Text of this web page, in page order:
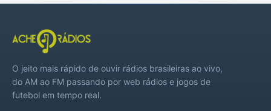
O jeito mais rápido de ouvir rádios brasileiras ao vivo,
do AM ao FM passando por web rádios e jogos de
futebol em tempo real.